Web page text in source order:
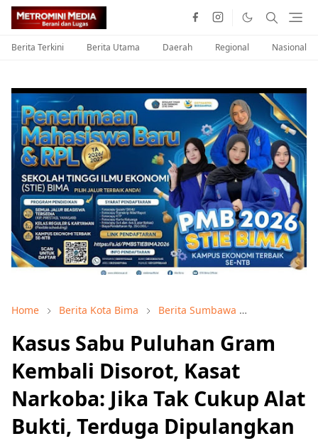
Berita Terkini Berita Utama Daerah Regional Nasional
Home Berita Kota Bima Berita Sumbawa
Kasus Sabu Puluhan Gram
Kembali Disorot, Kasat
Narkoba: Jika Tak Cukup Alat
Bukti, Terduga Dipulangkan